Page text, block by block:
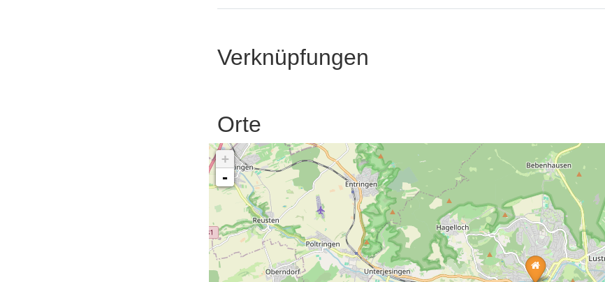
Verknüpfungen
Orte
+
-